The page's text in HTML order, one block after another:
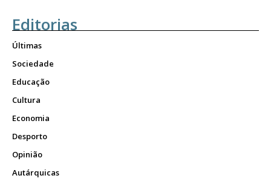
Editorias
Últimas
Sociedade
Educação
Cultura
Economia
Desporto
Opinião
Autárquicas